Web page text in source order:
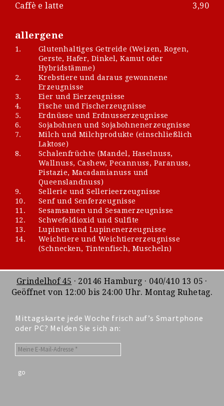
Caffè e latte
3,90
allergene
1.
Glutenhaltiges Getreide (Weizen, Rogen,
Gerste, Hafer, Dinkel, Kamut oder
Hybridstämme)
2.
Krebstiere und daraus gewonnene
Erzeugnisse
3.
Eier und Eierzeugnisse
4.
Fische und Fischerzeugnisse
5.
Erdnüsse und Erdnusserzeugnisse
6.
Sojabohnen und Sojabohnenerzeugnisse
7.
Milch und Milchprodukte (einschließlich
Laktose)
8.
Schalenfrüchte (Mandel, Haselnuss,
Wallnuss, Cashew, Pecannuss, Paranuss,
Pistazie, Macadamianuss und
Queenslandnuss)
9.
Sellerie und Sellerieerzeugnisse
10.
Senf und Senferzeugnisse
11.
Sesamsamen und Sesamerzeugnisse
12.
Schwefeldioxid und Sulfite
13.
Lupinen und Lupinenerzeugnisse
14.
Weichtiere und Weichtiererzeugnisse
(Schnecken, Tintenfisch, Muscheln)
Grindelhof 45 · 20146 Hamburg · 040/410 13 05 ·
Geöffnet von 12:00 bis 24:00 Uhr. Montag Ruhetag.
Mittagskarte jede Woche frisch auf’s Smartphone
oder PC? Melden Sie sich an: